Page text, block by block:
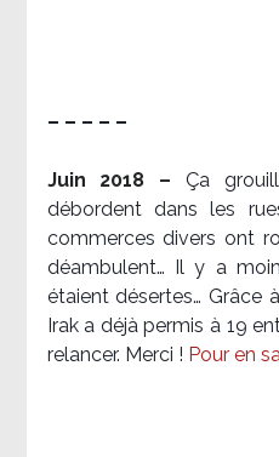
– – – – –
Juin 2018 – Ça
débordent dans les
commerces divers ont
déambulent… Il y a
étaient désertes… Grâce
Irak a déjà permis à 19
relancer. Merci ! Pour en